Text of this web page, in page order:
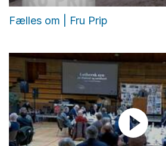
Fælles om | Fru Prip